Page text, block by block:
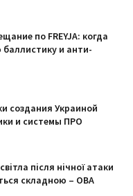
по FREYJA: когда
и анти-
создания Украиной
и системы ПРО
після нічної атаки
складною – ОВА